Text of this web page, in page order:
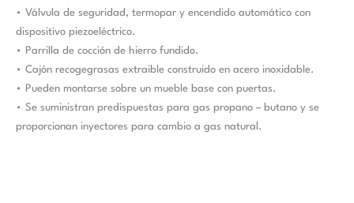
• Válvula de seguridad, termopar y encendido automático con
dispositivo piezoeléctrico.
• Parrilla de cocción de hierro fundido.
• Cajón recogegrasas extraible construido en acero inoxidable.
• Pueden montarse sobre un mueble base con puertas.
• Se suministran predispuestas para gas propano – butano y se
proporcionan inyectores para cambio a gas natural.